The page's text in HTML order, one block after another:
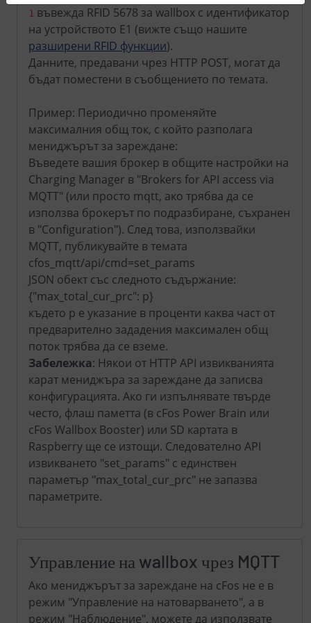
1 въвежда RFID 5678 за wallbox с идентификатор
на устройството E1 (вижте също нашите
разширени RFID функции).
Данните, предавани чрез HTTP POST, могат да
бъдат поместени в съобщението по темата.
Пример: Периодично променяйте
максималния общ ток, с който разполага
мениджърът за зареждане:
Въведете вашия брокер в общите настройки на
Charging Manager в "Brokers for API access via
MQTT" (или просто mqtt, ако трябва да се
използва брокерът по подразбиране, съхранен
в "Configuration"). След това, използвайки
MQTT, публикувайте в темата
cfos_mqtt/api/cmd=set_params
JSON обект със следното съдържание:
{"max_total_cur_prc": p}
където p е указание в проценти каква част от
предварително зададения максимален общ
поток трябва да се вземе.
Забележка: Някои от HTTP API извикванията
карат мениджъра за зареждане да записва
конфигурацията. Ако ги изпълнявате твърде
често, флаш паметта (в cFos Power Brain или
cFos Wallbox Booster) или SD картата в
Raspberry ще се изтощи. Следователно API
извикването "set_params" с единствен
параметър "max_total_cur_prc" не запазва
параметрите.
Управление на wallbox чрез MQTT
Ако мениджърът за зареждане на cFos не е в
режим "Управление на натоварването", а в
режим "Наблюдение", можете да използвате